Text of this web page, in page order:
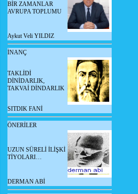
BİR ZAMANLAR
AVRUPA TOPLUMU
Aykut Veli YILDIZ
İNANÇ
TAKLİDİ
DİNİDARLIK,
TAKVAİ DİNDARLIK
SITDIK FANİ
ÖNERİLER
UZUN SÜRELİ İLİŞKİ
TİYOLARI…
DERMAN ABİ